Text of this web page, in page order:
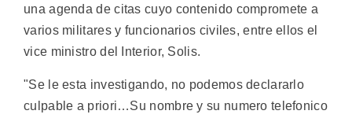
una agenda de citas cuyo contenido compromete a
varios militares y funcionarios civiles, entre ellos el
vice ministro del Interior, Solis.
"Se le esta investigando, no podemos declararlo
culpable a priori…Su nombre y su numero telefonico